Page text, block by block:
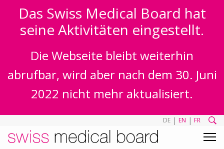
Das Swiss Medical Board hat
seine Aktivitäten eingestellt.
Die Webseite bleibt weiterhin
abrufbar, wird aber nach dem 30. Juni
2022 nicht mehr aktualisiert.
DE | EN | FR